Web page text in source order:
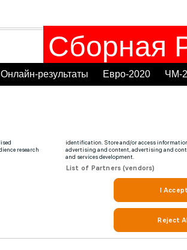
Сборная
Онлайн-результаты Евро-2020 ЧМ-